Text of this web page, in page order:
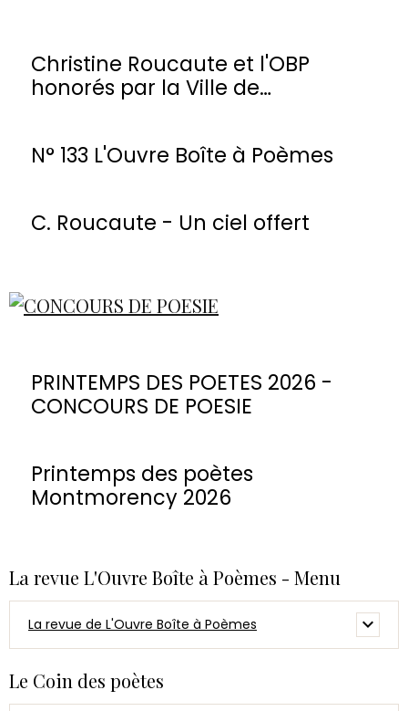
Christine Roucaute et l'OBP
honorés par la Ville de
N° 133 L'Ouvre Boîte à Poèmes
C. Roucaute - Un ciel offert
PRINTEMPS DES POETES 2026 -
CONCOURS DE POESIE
Printemps des poètes
Montmorency 2026
La revue L'Ouvre Boîte à Poèmes - Menu
La revue de L'Ouvre Boîte à Poèmes
Le Coin des poètes